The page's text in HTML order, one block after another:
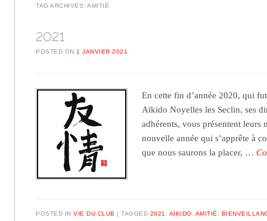
TAG ARCHIVES:AMITIÉ
2021
POSTED ON1 JANVIER 2021
En cette fin d’année 2020, qui
Aïkido Noyelles les Seclin, ses
adhérents, vous présentent
nouvelle année qui s’apprête à
que nous saurons la placer, …
POSTED INVIE DU CLUB TAGGED 2021 AÏKIDO AMITIÉ